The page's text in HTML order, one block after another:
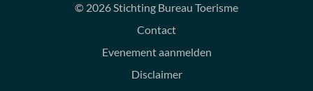
© 2026 Stichting Bureau Toerisme
Contact
Evenement aanmelden
Disclaimer